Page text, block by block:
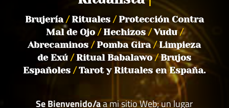
Brujería /Rituales /Protección Contra
Mal de Ojo /Hechizos/Vudu/
Abrecaminos/Pomba Gira/Limpieza
de Exú/Ritual Babalawo/Brujos
Españoles/Tarot y Rituales en España.
Se Bienvenido/aa mi sitio Web; un lugar